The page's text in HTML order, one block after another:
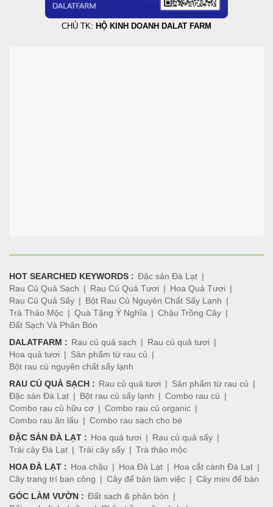
CHỦ TK: HỘ KINH DOANH DALAT FARM
HOT SEARCHED KEYWORDS : Đặc sản Đà Lạt
Rau Củ Quả Sạch
Rau Củ Quả Tươi
Hoa Quả Tươi
Rau Củ Quả Sấy
Bột Rau Củ Nguyên Chất Sấy Lạnh
Trà Thảo Mộc
Quà Tặng Ý Nghĩa
Chậu Trồng Cây
Đất Sạch Và Phân Bón
DALATFARM : Rau củ quả sạch
Rau củ quả tươi
Hoa quả tươi
Sản phẩm từ rau củ
Bột rau củ nguyên chất sấy lạnh
RAU CỦ QUẢ SẠCH : Rau củ quả tươi
Sản phẩm từ rau củ
Đặc sản Đà Lạt
Bột rau củ sấy lạnh
Combo rau củ
Combo rau củ hữu cơ
Combo rau củ organic
Combo rau ăn lẩu
Combo rau sạch cho bé
ĐẶC SẢN ĐÀ LẠT : Hoa quả tươi
Rau củ quả sấy
Trái cây Đà Lạt
Trái cây sấy
Trà thảo mộc
HOA ĐÀ LẠT : Hoa chậu Hoa Đà Lạt
Hoa cắt cành Đà Lạt
Cây trang trí ban công
Cây để bàn làm việc
Cây mini để bàn
GÓC LÀM VƯỜN : Đất sạch & phân bón